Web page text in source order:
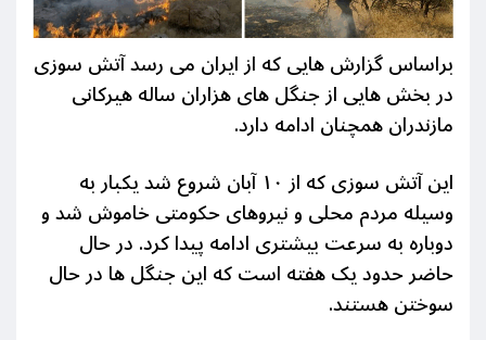
براساس گزارش هایی که از ایران می رسد آتش سوزی
در بخش هایی از جنگل های هزاران ساله هیرکانی
مازندران همچنان ادامه دارد.
این آتش سوزی که از۱۰آبان شروع شد یکبار به
وسیله مردم محلی و نیروهای حکومتی خاموش شد و
دوباره به سرعت بیشتری ادامه پیدا کرد. در حال
حاضر حدود یک هفته است که این جنگل ها در حال
سوختن هستند.